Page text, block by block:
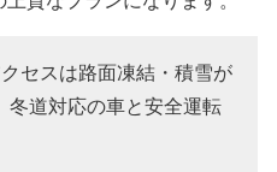
セスは路面凍結・積雪が
冬道対応の車と安全運転